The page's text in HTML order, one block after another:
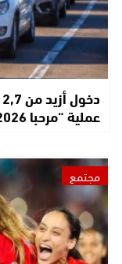
عملية “مرحبا 2026”
مجتمع